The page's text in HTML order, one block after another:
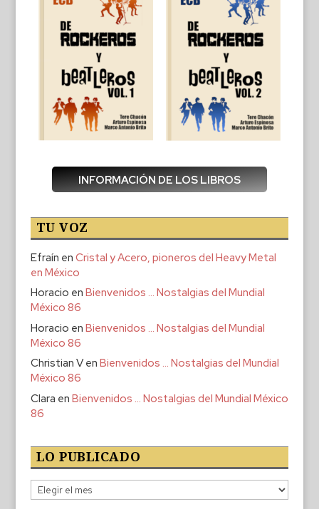
INFORMACIÓN DE LOS LIBROS
TU VOZ
Efraín en Cristal y Acero, pioneros del Heavy Metal
en México
Horacio en Bienvenidos … Nostalgias del Mundial
México 86
Horacio en Bienvenidos … Nostalgias del Mundial
México 86
Christian Ven Bienvenidos … Nostalgias del Mundial
México 86
Clara en Bienvenidos … Nostalgias del Mundial México
86
LO PUBLICADO
Lo
publicado